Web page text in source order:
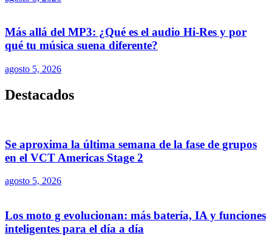
Más allá del MP3: ¿Qué es el audio Hi-Res y por
qué tu música suena diferente?
agosto 5, 2026
Destacados
Se aproxima la última semana de la fase de grupos
en el VCT Americas Stage 2
agosto 5, 2026
Los moto g evolucionan: más batería, IA y funciones
inteligentes para el día a día